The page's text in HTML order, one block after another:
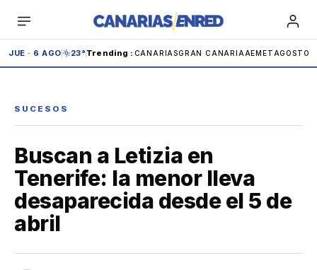
contenido
JUE · 6 AGO 23° Trending : CANARIASGRAN CANARIA AEMET AGOSTO
Carnaval
Andrómeda Anaga Adeje Cabildo
SUCESOS
Buscan a Letizia en
Tenerife: la menor lleva
desaparecida desde el 5 de
abril